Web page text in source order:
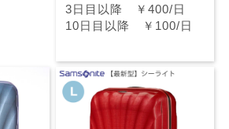
3日目以降 ￥400/日
10日目以降 ￥100/日